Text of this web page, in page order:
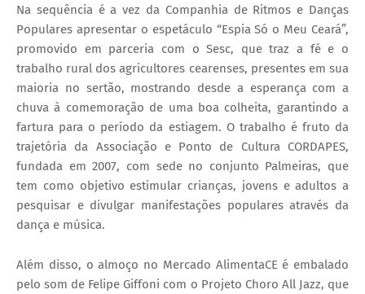
Na sequência é a vez da Companhia de Ritmos e Danças
Populares apresentar o espetáculo “Espia Só o Meu Ceará”,
promovido em parceria com o Sesc, que traz a fé e o
trabalho rural dos agricultores cearenses, presentes em sua
maioria no sertão, mostrando desde a esperança com a
chuva à comemoração de uma boa colheita, garantindo a
fartura para o período da estiagem. O trabalho é fruto da
trajetória da Associação e Ponto de Cultura CORDAPES,
fundada em 2007, com sede no conjunto Palmeiras, que
tem como objetivo estimular crianças, jovens e adultos a
pesquisar e divulgar manifestações populares através da
dança e música.
Além disso, o almoço no Mercado AlimentaCE é embalado
pelo som de Felipe Giffoni com o Projeto Choro All Jazz, que